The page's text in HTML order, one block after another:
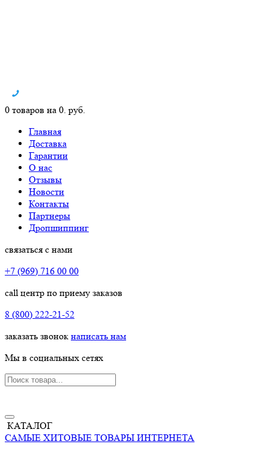
0 товаров на 0. руб.
Главная
Доставка
Гарантии
О нас
Отзывы
Новости
Контакты
Партнеры
Дропшиппинг
связаться с нами
+7 (969) 716 00 00
call центр по приему заказов
8 (800) 222-21-52
заказать звонок написать нам
Мы в социальных сетях
КАТАЛОГ
САМЫЕ ХИТОВЫЕ ТОВАРЫ ИНТЕРНЕТА